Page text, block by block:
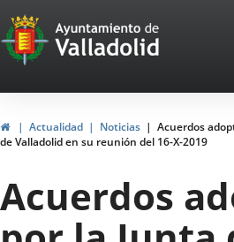
Portal
Web
del
Ayuntamiento
de
Valladolid
InicioActualidad Noticias
Acuerdos
de Valladolid en su reunión del 16-X-2019
Acuerdos